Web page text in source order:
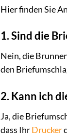
Hier finden Sie
1. Sind die
Nein, die
den
2. Kann ich
Ja, die
dass IhrDrucker